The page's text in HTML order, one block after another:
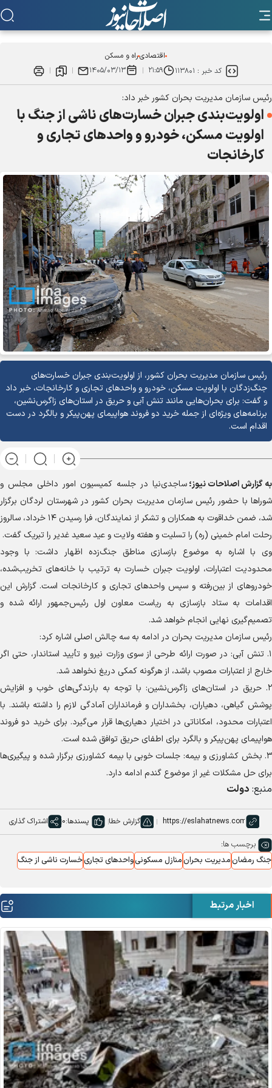
اقتصادیراه و مسکن
کد خبر : ۱۱۳۸۰۱ ۲۱:۵۹ ۱۴۰۵/۰۳/۱۳
رئیس سازمان مدیریت بحران کشور خبر داد:
اولویت‌بندی جبران خسارت‌های ناشی از جنگ با
اولویت مسکن، خودرو و واحد‌های تجاری و
کارخانجات
رئیس سازمان مدیریت بحران کشور، از اولویت‌بندی جبران خسارت‌های
جنگ‌زدگان با اولویت مسکن، خودرو و واحد‌های تجاری و کارخانجات، خبر داد
و گفت: برای بحران‌هایی مانند تنش آبی و حریق در استان‌های زاگرس‌نشین،
برنامه‌های ویژه‌ای از جمله خرید دو فروند هواپیمای پهن‌پیکر و بالگرد در دست
اقدام است.
به گزارشاصلاحات نیوز؛ساجدی‌نیا در جلسه کمیسیون امور داخلی مجلس و
شورا‌ها با حضور رئیس سازمان مدیریت بحران کشور در شهرستان لردگان برگزار
شد، ضمن خداقوت به همکاران و تشکر از نمایندگان، فرا رسیدن ۱۴ خرداد، سالروز
رحلت امام خمینی (ره) را تسلیت و هفته ولایت و عید سعید غدیر را تبریک گفت.
وی با اشاره به موضوع بازسازی مناطق جنگ‌زده اظهار داشت: با وجود
محدودیت اعتبارات، اولویت جبران خسارت به ترتیب با خانه‌های تخریب‌شده،
خودرو‌های از بین‌رفته و سپس واحد‌های تجاری و کارخانجات است. گزارش این
اقدامات به ستاد بازسازی به ریاست معاون اول رئیس‌جمهور ارائه شده و
تصمیم‌گیری نهایی انجام خواهد شد.
رئیس سازمان مدیریت بحران در ادامه به سه چالش اصلی اشاره کرد:
۱. تنش آبی: در صورت ارائه طرحی از سوی وزارت نیرو و تأیید استاندار، حتی اگر
خارج از اعتبارات مصوب باشد، از هرگونه کمکی دریغ نخواهد شد.
۲. حریق در استان‌های زاگرس‌نشین: با توجه به بارندگی‌های خوب و افزایش
پوشش گیاهی، دهیاران، بخشداران و فرمانداران آمادگی لازم را داشته باشند. با
اعتبارات محدود، امکاناتی در اختیار دهیاری‌ها قرار می‌گیرد. برای خرید دو فروند
هواپیمای پهن‌پیکر و بالگرد برای اطفای حریق توافق شده است.
۳. بخش کشاورزی و بیمه: جلسات خوبی با بیمه کشاورزی برگزار شده و پیگیری‌ها
برای حل مشکلات غیر از موضوع گندم ادامه دارد.
منبع: دولت
گزارش خطا پسندها:0 اشتراک گذاری
برچسب ها:
جنگ رمضانمدیریت بحرانمنازل مسکونیواحدهای تجاریخسارت ناشی از جنگ
اخبار مرتبط